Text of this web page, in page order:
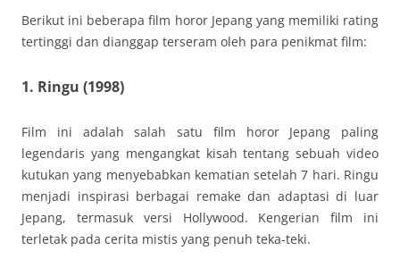
Berikut ini beberapa film horor Jepang yang memiliki rating
tertinggi dan dianggap terseram oleh para penikmat film:
1. Ringu (1998)
Film ini adalah salah satu film horor Jepang paling
legendaris yang mengangkat kisah tentang sebuah video
kutukan yang menyebabkan kematian setelah 7 hari. Ringu
menjadi inspirasi berbagai remake dan adaptasi di luar
Jepang, termasuk versi Hollywood. Kengerian film ini
terletak pada cerita mistis yang penuh teka-teki.